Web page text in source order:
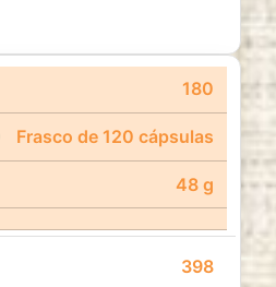
180
Frasco de 120 cápsulas
48 g
398
as opções de
pelo utilizador.